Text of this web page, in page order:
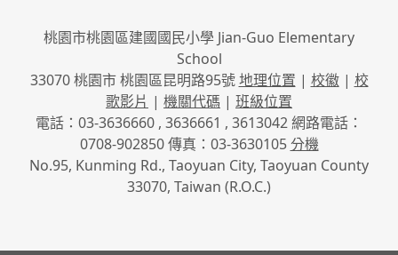
桃園市桃園區建國國民小學 Jian-Guo Elementary
School
33070 桃園市 桃園區昆明路95號地理位置 | 校徽| 校
歌影片 | 機關代碼 | 班級位置
電話：03-3636660 , 3636661 , 3613042 網路電話：
0708-902850 傳真：03-3630105分機
No.95, Kunming Rd., Taoyuan City, Taoyuan County
33070, Taiwan (R.O.C.)